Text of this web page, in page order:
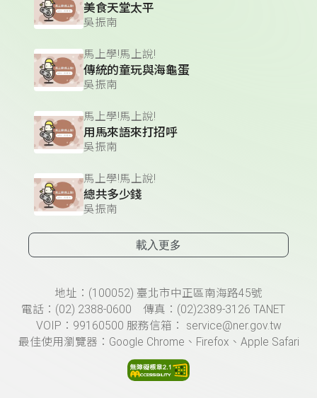
美食天堂太平
吳振南
馬上學!馬上說!
傳統的童玩與海龜蛋
吳振南
馬上學!馬上說!
用馬來語來打招呼
吳振南
馬上學!馬上說!
總共多少錢
吳振南
載入更多
頁尾資訊地址：(100052) 臺北市中正區南海路45號
電話：(02) 2388-0600 傳真：(02)2389-3126 TANET
VOIP：99160500 服務信箱： service@ner.gov.tw
最佳使用瀏覽器：Google Chrome、Firefox、Apple Safari